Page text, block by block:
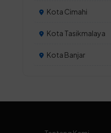
Kota Cimahi
Kota Tasikmalaya
Kota Banjar